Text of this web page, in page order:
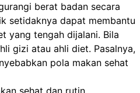
berat badan secara
setidaknya dapat membantu
yang tengah dijalani. Bila
gizi atau ahli diet. Pasalnya,
pola makan sehat